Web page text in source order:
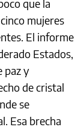
que la
mujeres
El informe
Estados,
paz y
de cristal
se
Esa brecha